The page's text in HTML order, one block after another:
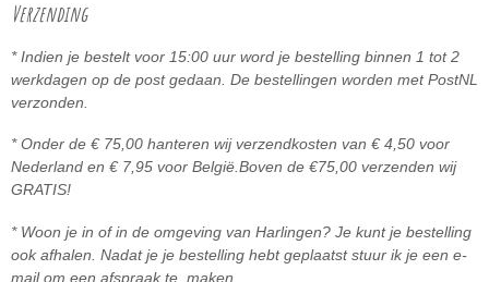
Verzending
* Indien je bestelt voor 15:00 uur word je bestelling binnen 1 tot 2
werkdagen op de post gedaan. De bestellingen worden met PostNL
verzonden.
* Onder de € 75,00 hanteren wij verzendkosten van € 4,50 voor
Nederland en € 7,95 voor België.Boven de €75,00 verzenden wij
GRATIS!
* Woon je in of in de omgeving van Harlingen? Je kunt je bestelling
ook afhalen. Nadat je je bestelling hebt geplaatst stuur ik je een e-
mail om een afspraak te maken.